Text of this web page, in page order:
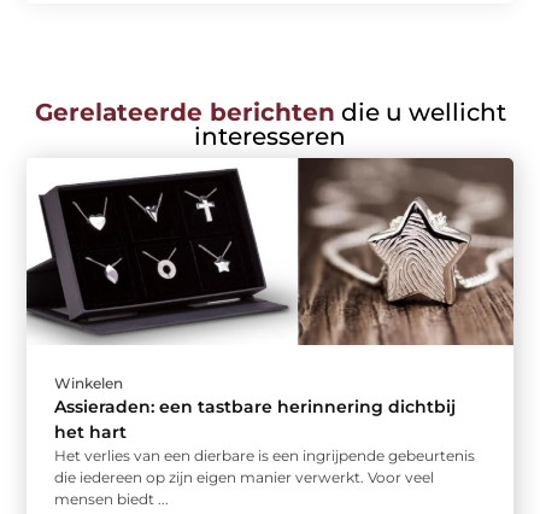
Gerelateerde berichten die u wellicht
interesseren
Winkelen
Assieraden: een tastbare herinnering dichtbij
het hart
Het verlies van een dierbare is een ingrijpende gebeurtenis
die iedereen op zijn eigen manier verwerkt. Voor veel
mensen biedt ...